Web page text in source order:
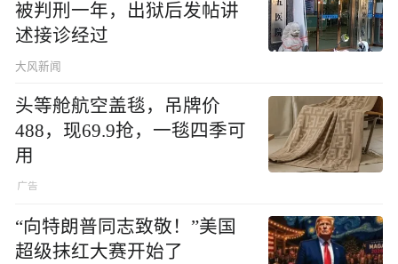
被判刑一年，出狱后发帖讲
述接诊经过
大风新闻
头等舱航空盖毯，吊牌价
488，现69.9抢，一毯四季可
用
“向特朗普同志致敬！”美国
超级抹红大赛开始了